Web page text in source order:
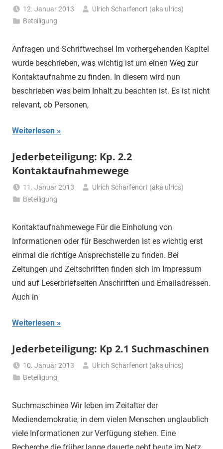
12. Januar 2013
Ulrich Scharfenort (aka ulrics)
Beteiligung
Anfragen und Schriftwechsel Im vorhergehenden Kapitel
wurde beschrieben, was wichtig ist um einen Weg zur
Kontaktaufnahme zu finden. In diesem wird nun
beschrieben was beim Inhalt zu beachten ist. Es ist nicht
relevant, ob Personen,
Weiterlesen
Jederbeteiligung: Kp. 2.2
Kontaktaufnahmewege
11. Januar 2013
Ulrich Scharfenort (aka ulrics)
Beteiligung
Kontaktaufnahmewege Für die Einholung von
Informationen oder für Beschwerden ist es wichtig erst
einmal die richtige Ansprechstelle zu finden. Bei
Zeitungen und Zeitschriften finden sich im Impressum
und auf Leserbriefseiten Anschriften und Emailadressen.
Auch in
Weiterlesen
Jederbeteiligung: Kp 2.1 Suchmaschinen
10. Januar 2013
Ulrich Scharfenort (aka ulrics)
Beteiligung
Suchmaschinen Wir leben im Zeitalter der
Mediendemokratie, in dem vielen Menschen unglaublich
viele Informationen zur Verfügung stehen. Eine